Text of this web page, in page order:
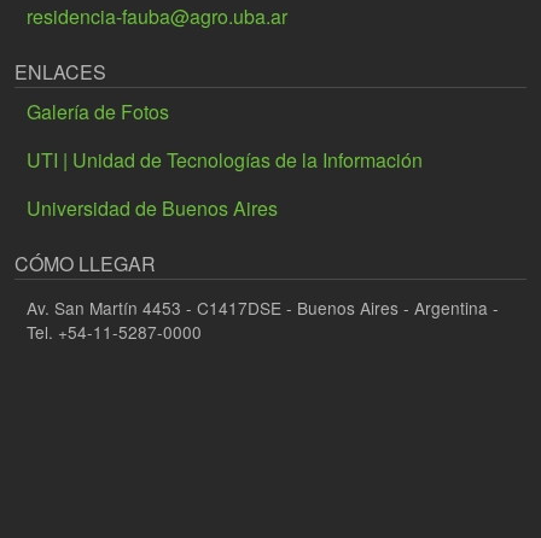
residencia-fauba@agro.uba.ar
ENLACES
Galería de Fotos
UTI | Unidad de Tecnologías de la Información
Universidad de Buenos Aires
CÓMO LLEGAR
Av. San Martín 4453 - C1417DSE - Buenos Aires - Argentina -
Tel. +54-11-5287-0000